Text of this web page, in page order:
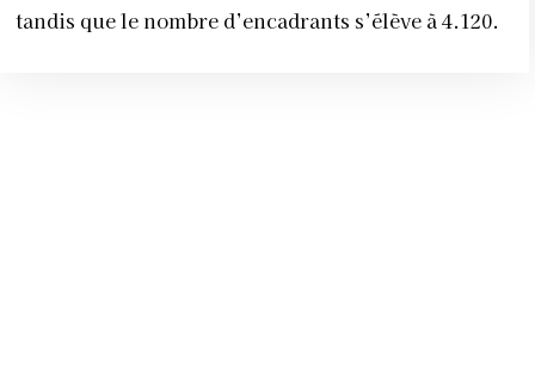
tandis que le nombre d’encadrants s’élève à 4.120.